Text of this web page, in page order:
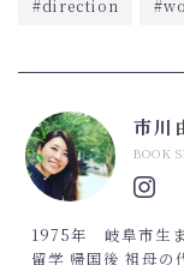
#direction
市川
BOOK
1975年 岐阜市生
留学 帰国後 祖母の